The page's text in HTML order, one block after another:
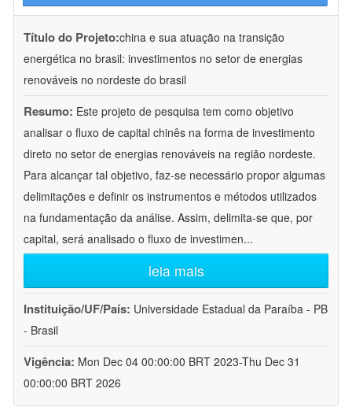
Título do Projeto:china e sua atuação na transição
energética no brasil: investimentos no setor de energias
renováveis no nordeste do brasil
Resumo: Este projeto de pesquisa tem como objetivo
analisar o fluxo de capital chinês na forma de investimento
direto no setor de energias renováveis na região nordeste.
Para alcançar tal objetivo, faz-se necessário propor algumas
delimitações e definir os instrumentos e métodos utilizados
na fundamentação da análise. Assim, delimita-se que, por
capital, será analisado o fluxo de investimen...
leia mais
Instituição/UF/País: Universidade Estadual da Paraíba - PB
- Brasil
Vigência: Mon Dec 04 00:00:00 BRT 2023-Thu Dec 31
00:00:00 BRT 2026